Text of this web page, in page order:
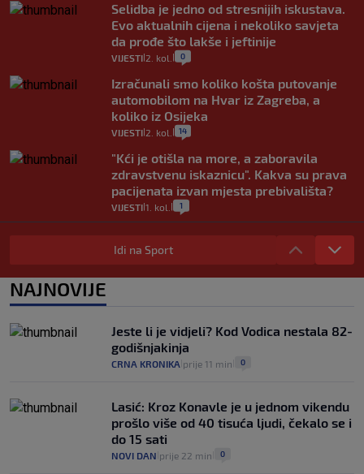
Selidba je jedno od stresnijih iskustava.
Evo aktualnih cijena i nekoliko savjeta
da prođe što lakše i jeftinije
VIJESTI 2. kol. 0
Izračunali smo koliko košta putovanje
automobilom na Hvar iz Zagreba, a
koliko iz Osijeka
VIJESTI 2. kol. 14
"Kći je otišla na more, a zaboravila
zdravstvenu iskaznicu". Kakva su prava
pacijenata izvan mjesta prebivališta?
VIJESTI 1. kol. 1
Provjerili smo "što ćemo onda" ako
Plenković na 15 dana ukine mjere: "Ne bi
se dogodilo ništa. Vlada se zaljubila u te
intervencije"
Analitičar o Mostu: Oni su u yin-yang
poziciji i imaju drugog najpoznatijeg
bravara u povijesti Hrvatske
Idi na Sport
NAJNOVIJE
Jeste li je vidjeli? Kod Vodica nestala 82-
godišnjakinja
CRNA KRONIKA prije 11 min 0
Lasić: Kroz Konavle je u jednom vikendu
prošlo više od 40 tisuća ljudi, čekalo se i
do 15 sati
NOVI DAN prije 22 min 0